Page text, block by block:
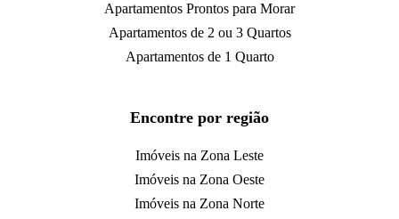
Apartamentos Prontos para Morar
Apartamentos de 2 ou 3 Quartos
Apartamentos de 1 Quarto
Encontre por região
Imóveis na Zona Leste
Imóveis na Zona Oeste
Imóveis na Zona Norte